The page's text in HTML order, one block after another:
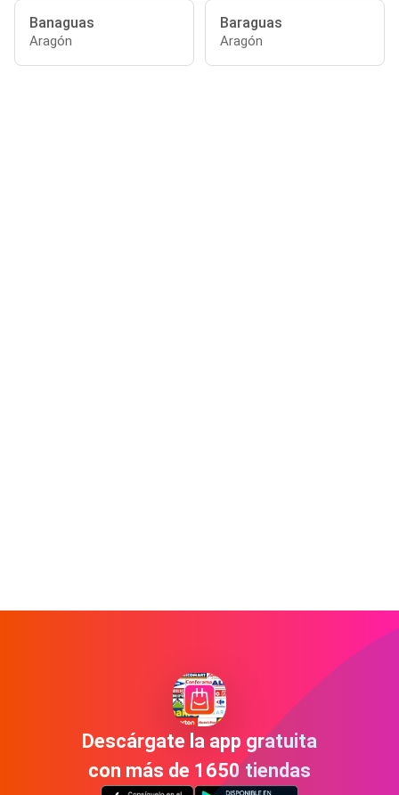
Banaguas
Aragón
Baraguas
Aragón
Descárgate la app gratuita
con más de 1650 tiendas